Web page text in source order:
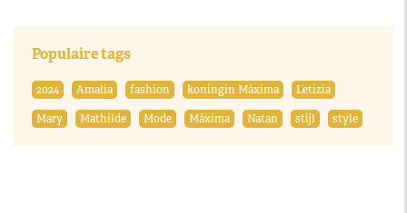
Populaire tags
2024 Amalia fashion koningin Máxima
Letizia
Mary
Mathilde Mode Máxima Natan stijl style